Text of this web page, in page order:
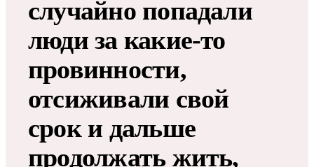
случайно попадали
люди за какие-то
провинности,
отсиживали свой
срок и дальше
продолжать жить,